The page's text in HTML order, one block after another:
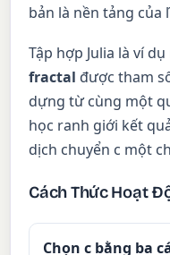
bản là nền tảng của
Tập hợp Julia là ví
fractal được tham
dựng từ cùng một
học ranh giới kết
dịch chuyển c một
Cách Thức Hoạt
Chọn c bằng ba